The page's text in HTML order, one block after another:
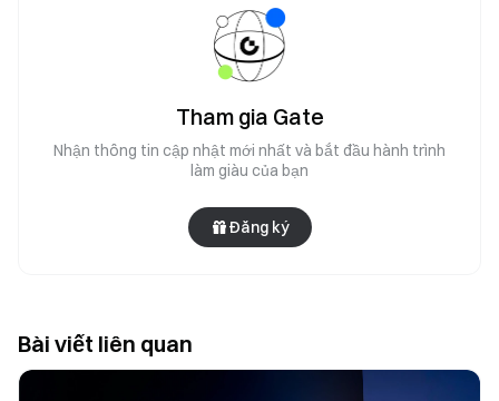
Tham gia Gate
Nhận thông tin cập nhật mới nhất và bắt đầu hành trình
làm giàu của bạn
Đăng ký
Bài viết liên quan